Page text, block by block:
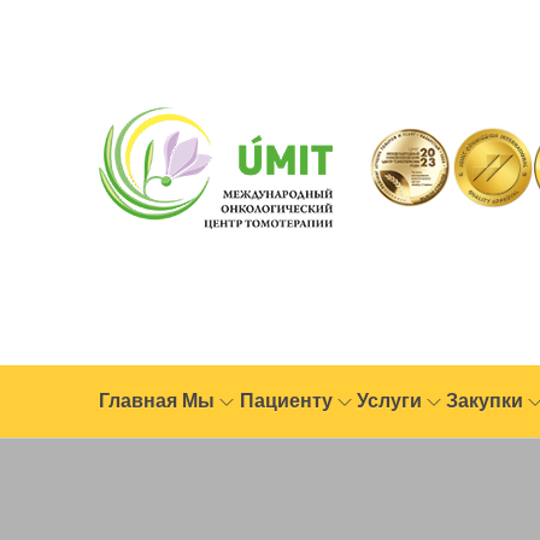
Главная Мы Пациенту Услуги Закупки